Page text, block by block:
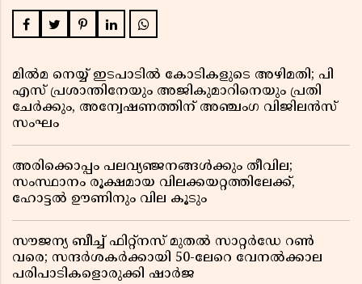
മിൽമ നെയ്യ് ഇടപാടിൽ കോടികളുടെ അഴിമതി; പി
എസ് പ്രശാന്തിനേയും അജികുമാറിനെയും പ്രതി
ചേർക്കും, അന്വേഷണത്തിന് അഞ്ചംഗ വിജിലൻസ്
സംഘം
അരിക്കൊപ്പം പലവ്യഞ്ജനങ്ങൾക്കും തീവില;
സംസ്ഥാനം രൂക്ഷമായ വിലക്കയറ്റത്തിലേക്ക്,
ഹോട്ടൽ ഊണിനും വില കൂടും
സൗജന്യ ബീച്ച് ഫിറ്റ്നസ് മുതൽ സാറ്റർഡേ റൺ
വരെ; സന്ദർശകർക്കായി 50-ലേറെ വേനൽക്കാല
പരിപാടികളൊരുക്കി ഷാർജ